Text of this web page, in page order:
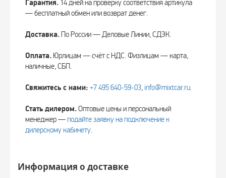
Гарантия. 14 дней на проверку соответствия артикула
— бесплатный обмен или возврат денег.
Доставка.По России — Деловые Линии, СДЭК.
Оплата. Юрлицам — счёт с НДС. Физлицам — карта,
наличные, СБП.
Свяжитесь с нами: +7 495 640‑59‑03, info@mixtcar.ru.
Стать дилером.Оптовые цены и персональный
менеджер —подайте заявку на подключение к
дилерскому кабинету.
Информация о доставке